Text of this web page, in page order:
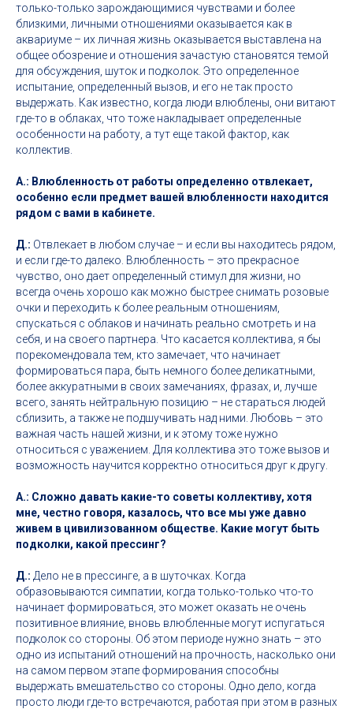
только-только зарождающимися чувствами и более
близкими, личными отношениями оказывается как в
аквариуме – их личная жизнь оказывается выставлена на
общее обозрение и отношения зачастую становятся темой
для обсуждения, шуток и подколок. Это определенное
испытание, определенный вызов, и его не так просто
выдержать. Как известно, когда люди влюблены, они витают
где-то в облаках, что тоже накладывает определенные
особенности на работу, а тут еще такой фактор, как
коллектив.
А.: Влюбленность от работы определенно отвлекает,
особенно если предмет вашей влюбленности находится
рядом с вами в кабинете.
Д.: Отвлекает в любом случае – и если вы находитесь рядом,
и если где-то далеко. Влюбленность – это прекрасное
чувство, оно дает определенный стимул для жизни, но
всегда очень хорошо как можно быстрее снимать розовые
очки и переходить к более реальным отношениям,
спускаться с облаков и начинать реально смотреть и на
себя, и на своего партнера. Что касается коллектива, я бы
порекомендовала тем, кто замечает, что начинает
формироваться пара, быть немного более деликатными,
более аккуратными в своих замечаниях, фразах, и, лучше
всего, занять нейтральную позицию – не стараться людей
сблизить, а также не подшучивать над ними. Любовь – это
важная часть нашей жизни, и к этому тоже нужно
относиться с уважением. Для коллектива это тоже вызов и
возможность научится корректно относиться друг к другу.
А.: Сложно давать какие-то советы коллективу, хотя
мне, честно говоря, казалось, что все мы уже давно
живем в цивилизованном обществе. Какие могут быть
подколки, какой прессинг?
Д.: Дело не в прессинге, а в шуточках. Когда
образовываются симпатии, когда только-только что-то
начинает формироваться, это может оказать не очень
позитивное влияние, вновь влюбленные могут испугаться
подколок со стороны. Об этом периоде нужно знать – это
одно из испытаний отношений на прочность, насколько они
на самом первом этапе формирования способны
выдержать вмешательство со стороны. Одно дело, когда
просто люди где-то встречаются, работая при этом в разных